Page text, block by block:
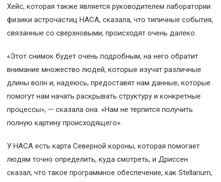
Хейс, которая также является руководителем лаборатории
физики астрочастиц НАСА, сказала, что типичные события,
связанные со сверхновыми, происходят очень далеко.
«Этот снимок будет очень подробным, на него обратит
внимание множество людей, которые изучат различные
длины волн и, надеюсь, предоставят нам данные, которые
помогут нам начать раскрывать структуру и конкретные
процессы», — сказала она. «Нам не терпится получить
полную картину происходящего».
У НАСА есть карта Северной короны, которая помогает
людям точно определить, куда смотреть, и Дриссен
сказал, что такое программное обеспечение, как Stellarium,